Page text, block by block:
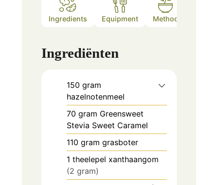
Ingredients Equipment Method
Ingrediënten
150 gram
hazelnotenmeel
70 gram Greensweet
Stevia Sweet Caramel
110 gram grasboter
1 theelepel xanthaangom
(2 gram)